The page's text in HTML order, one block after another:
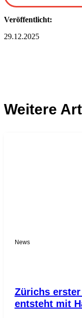
Veröffentlicht:
29.12.2025
Weitere
News
Zürichs
entsteht mit